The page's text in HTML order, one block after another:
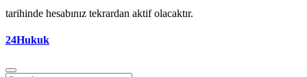
tarihinde hesabınız tekrardan aktif olacaktır.
24Hukuk